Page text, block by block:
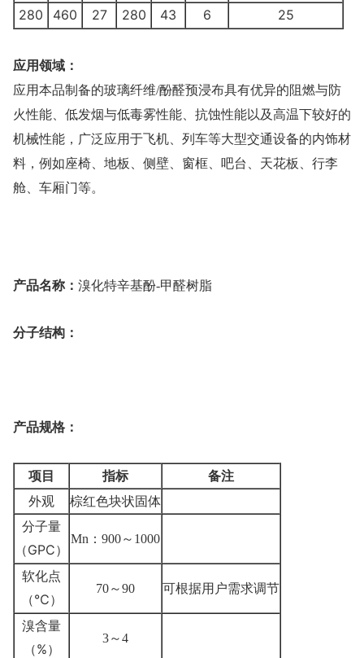
280 460 27 280 43 6 25
应用领域：
应用本品制备的玻璃纤维/酚醛预浸布具有优异的阻燃与防
火性能、低发烟与低毒雾性能、抗蚀性能以及高温下较好的
机械性能，广泛应用于飞机、列车等大型交通设备的内饰材
料，例如座椅、地板、侧壁、窗框、吧台、天花板、行李
舱、车厢门等。
产品名称： 溴化特辛基酚-甲醛树脂
分子结构：
产品规格：
项目 指标 备注
外观
棕红色块状固体
分子量
（GPC）
Mn ： 900～ 1000
软化点
（℃）
70～90 可根据用户需求调节
溴含量
（%）
3～4